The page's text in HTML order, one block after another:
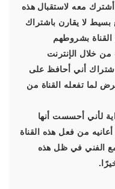
معه لاستقبال هذه
بسيط لا يقارن باشتراك
القناة بشروطهم
من خلال الإنترنت
أني أحافظ على
لما تفعله القناة من
لأني أحسست أنها
من فعل هذه القناة
مع الفني في ظل هذه